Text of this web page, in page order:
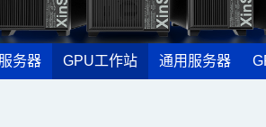
务器 GPU工作站 通用服务器